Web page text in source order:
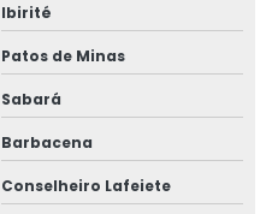
Ibirité
Patos de Minas
Sabará
Barbacena
Conselheiro Lafeiete